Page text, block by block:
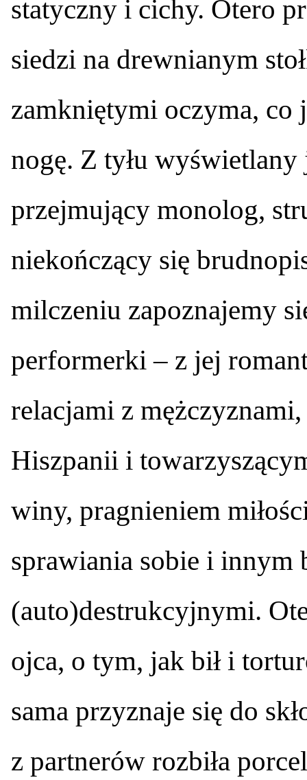
statyczny i cichy. Otero
siedzi na drewnianym
zamkniętymi oczyma, co
nogę. Z tyłu
przejmujący monolog,
niekończący się
milczeniu zapoznajemy
performerki – z jej
relacjami z
Hiszpanii i
winy, pragnieniem
sprawiania sobie i innym
(auto)destrukcyjnymi.
ojca, o tym, jak bił i
sama przyznaje się do
z partnerów rozbiła